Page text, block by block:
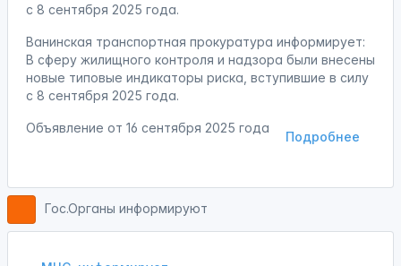
с 8 сентября 2025 года.
Ванинская транспортная прокуратура информирует:
В сферу жилищного контроля и надзора были внесены
новые типовые индикаторы риска, вступившие в силу
с 8 сентября 2025 года.
Подробнее
Объявление от 16 сентября 2025 года
Гос.Органы информируют